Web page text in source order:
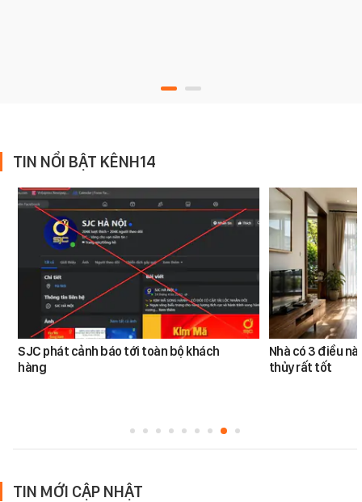
TIN NỔI BẬT KÊNH14
SJC phát cảnh báo tới toàn bộ khách
hàng
Nhà có 3 điều
thủy rất tốt
TIN MỚI CẬP NHẬT